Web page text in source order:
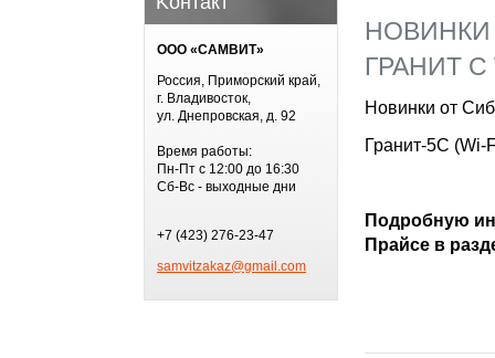
НОВИНКИ
ГРАНИТ С
Новинки от
Гранит-5С (Wi-
Подробную
Прайсе в
ООО «САМВИТ»
Россия, Приморский край,
г. Владивосток,
ул. Днепровская, д. 92
Время работы:
Пн-Пт с 12:00 до 16:30
Сб-Вс - выходные дни
+7 (423) 276-23-47
samvitzakaz@gmail.com